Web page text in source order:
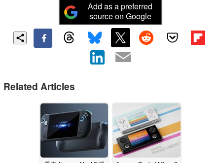
Add as a preferred
source on Google
Related Articles